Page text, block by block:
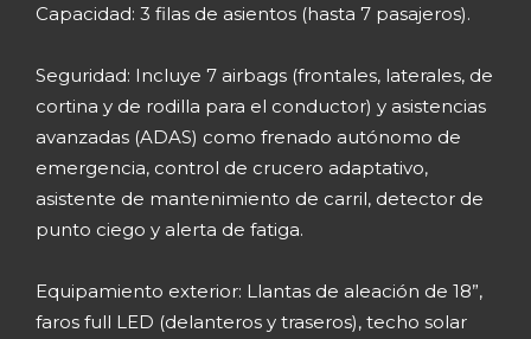
Capacidad: 3 filas de asientos (hasta 7 pasajeros).
Seguridad: Incluye 7 airbags (frontales, laterales, de
cortina y de rodilla para el conductor) y asistencias
avanzadas (ADAS) como frenado autónomo de
emergencia, control de crucero adaptativo,
asistente de mantenimiento de carril, detector de
punto ciego y alerta de fatiga.
Equipamiento exterior: Llantas de aleación de 18”,
faros full LED (delanteros y traseros), techo solar